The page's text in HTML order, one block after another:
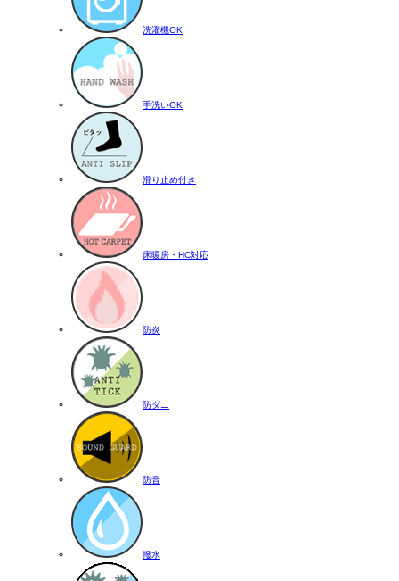
洗濯機OK
手洗いOK
滑り止め付き
床暖房・HC対応
防炎
防ダニ
防音
撥水